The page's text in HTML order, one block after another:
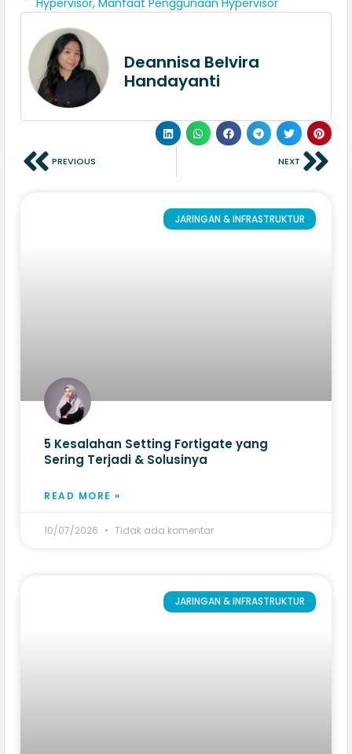
Deannisa Belvira
Handayanti
PREVIOUS NEXT
JARINGAN & INFRASTRUKTUR
5 Kesalahan Setting Fortigate yang
Sering Terjadi & Solusinya
READ MORE »
10/07/2026 Tidak ada komentar
JARINGAN & INFRASTRUKTUR